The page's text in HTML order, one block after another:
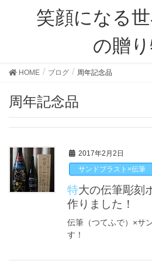
笑顔になる
の贈
HOME ブログ 周年記念品
周年記念品
2017年2月2日
サンドブラスト×伝筆
特大の伝筆彫刻ボトルのサンプルを
作りました！
伝筆（つてふで）×サ
す！